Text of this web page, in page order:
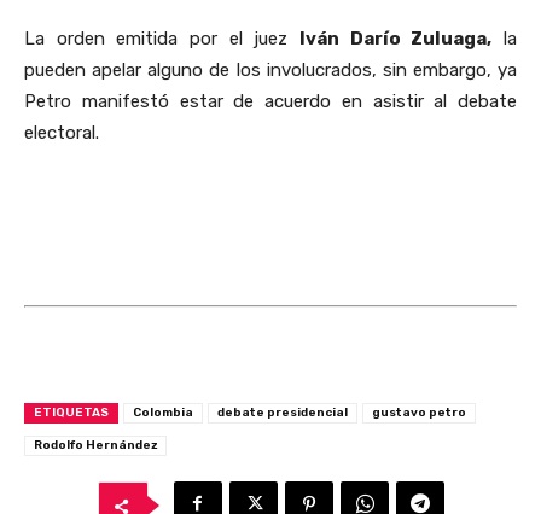
La orden emitida por el juez Iván Darío Zuluaga, la
pueden apelar alguno de los involucrados, sin embargo, ya
Petro manifestó estar de acuerdo en asistir al debate
electoral.
ETIQUETAS Colombia debate presidencial gustavo petro
Rodolfo Hernández